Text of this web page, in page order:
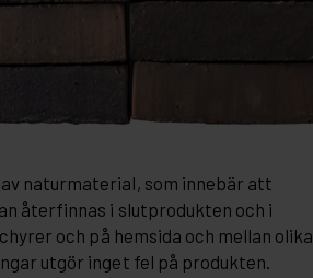
naturmaterial, som innebär att
återfinnas i slutprodukten och i
och på hemsida och mellan olika
utgör inget fel på produkten.